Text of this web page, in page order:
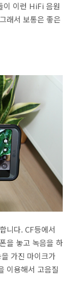
이 이런 HiFi 음원
래서 보통은 좋은
니다. CF등에서
을 놓고 녹음을 하
가진 마이크가
이용해서 고음질